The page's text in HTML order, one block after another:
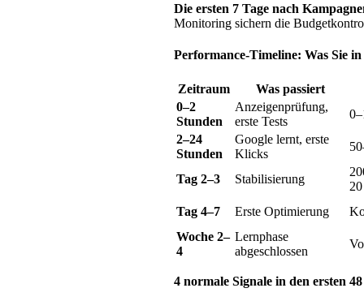
Die ersten 7 Tage nach
Monitoring sichern die
Performance-Timeline: Was Sie
Zeitraum
Was passiert
0–2
Stunden
Anzeigenprüfung,
erste Tests
2–24
Stunden
Google lernt, erste
Klicks
Tag 2–3 Stabilisierung
Tag 4–7
Erste Optimierung
Woche 2–
4
Lernphase
abgeschlossen
4 normale Signale in den ersten